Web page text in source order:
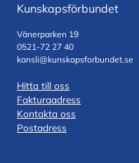
Kunskapsförbundet
Vänerparken 19
0521-72 27 40
kansli@kunskapsforbundet.se
Hitta till oss
Fakturaadress
Kontakta oss
Postadress